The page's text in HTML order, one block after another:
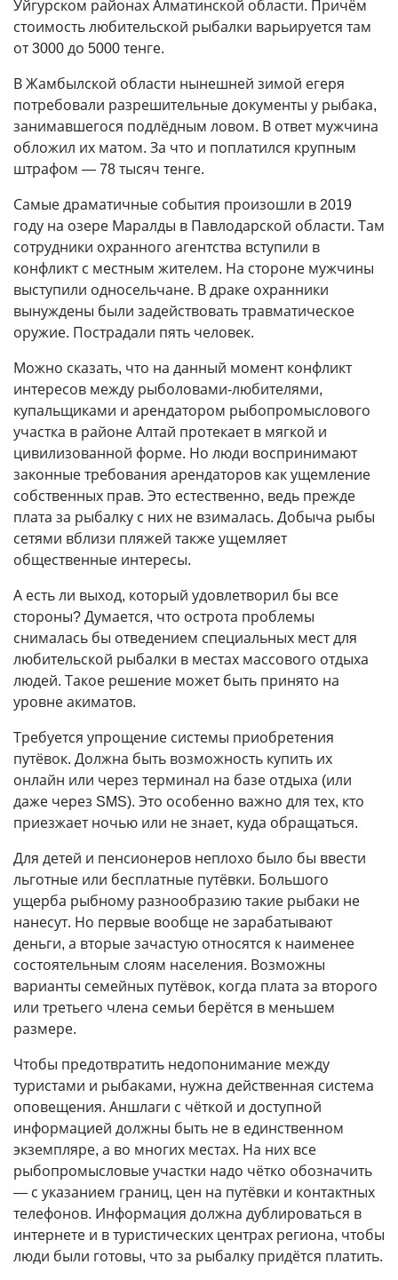
Уйгурском районах Алматинской области. Причём
стоимость любительской рыбалки варьируется там
от 3000 до 5000 тенге.
В Жамбылской области нынешней зимой егеря
потребовали разрешительные документы у рыбака,
занимавшегося подлёдным ловом. В ответ мужчина
обложил их матом. За что и поплатился крупным
штрафом — 78 тысяч тенге.
Самые драматичные события произошли в 2019
году на озере Маралды в Павлодарской области. Там
сотрудники охранного агентства вступили в
конфликт с местным жителем. На стороне мужчины
выступили односельчане. В драке охранники
вынуждены были задействовать травматическое
оружие. Пострадали пять человек.
Можно сказать, что на данный момент конфликт
интересов между рыболовами-любителями,
купальщиками и арендатором рыбопромыслового
участка в районе Алтай протекает в мягкой и
цивилизованной форме. Но люди воспринимают
законные требования арендаторов как ущемление
собственных прав. Это естественно, ведь прежде
плата за рыбалку с них не взималась. Добыча рыбы
сетями вблизи пляжей также ущемляет
общественные интересы.
А есть ли выход, который удовлетворил бы все
стороны? Думается, что острота проблемы
снималась бы отведением специальных мест для
любительской рыбалки в местах массового отдыха
людей. Такое решение может быть принято на
уровне акиматов.
Требуется упрощение системы приобретения
путёвок. Должна быть возможность купить их
онлайн или через терминал на базе отдыха (или
даже через SMS). Это особенно важно для тех, кто
приезжает ночью или не знает, куда обращаться.
Для детей и пенсионеров неплохо было бы ввести
льготные или бесплатные путёвки. Большого
ущерба рыбному разнообразию такие рыбаки не
нанесут. Но первые вообще не зарабатывают
деньги, а вторые зачастую относятся к наименее
состоятельным слоям населения. Возможны
варианты семейных путёвок, когда плата за второго
или третьего члена семьи берётся в меньшем
размере.
Чтобы предотвратить недопонимание между
туристами и рыбаками, нужна действенная система
оповещения. Аншлаги с чёткой и доступной
информацией должны быть не в единственном
экземпляре, а во многих местах. На них все
рыбопромысловые участки надо чётко обозначить
— с указанием границ, цен на путёвки и контактных
телефонов. Информация должна дублироваться в
интернете и в туристических центрах региона, чтобы
люди были готовы, что за рыбалку придётся платить.